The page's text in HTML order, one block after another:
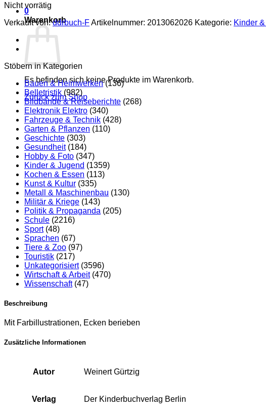
0
Warenkorb
Es befinden sich keine Produkte im Warenkorb.
Zurück zum Shop
Nicht vorrätig
Verkauft von:ddrbuch-FArtikelnummer: 2013062026 Kategorie: Kinder
Stöbern in Kategorien
Bauen & Heimwerken (136)
Belletristik (982)
Bildbände & Reiseberichte (268)
Elektronik Elektro (340)
Fahrzeuge & Technik (428)
Garten & Pflanzen (110)
Geschichte (303)
Gesundheit (184)
Hobby & Foto (347)
Kinder & Jugend (1359)
Kochen & Essen (113)
Kunst & Kultur (335)
Metall & Maschinenbau (130)
Militär & Kriege (143)
Politik & Propaganda (205)
Schule (2216)
Sport (48)
Sprachen (67)
Tiere & Zoo (97)
Touristik (217)
Unkategorisiert (3596)
Wirtschaft & Arbeit (470)
Wissenschaft (47)
Beschreibung
Mit Farbillustrationen, Ecken berieben
Zusätzliche Informationen
Autor Weinert Gürtzig
Verlag Der Kinderbuchverlag Berlin